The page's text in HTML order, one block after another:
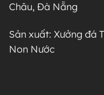
Châu, Đà Nẵng
Sản xuất: Xưởng đá
Non Nước